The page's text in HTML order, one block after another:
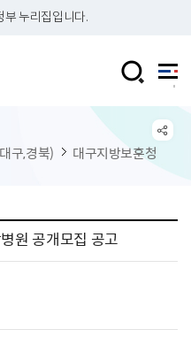
부 누리집입니다.
구,경북)
대구지방보훈청
원 공개모집 공고